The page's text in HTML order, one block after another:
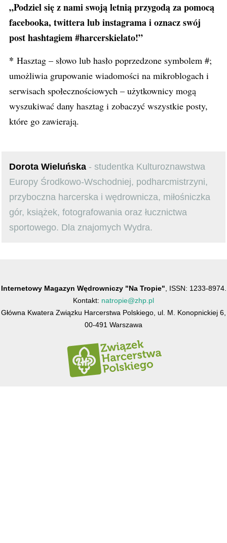
„Podziel się z nami swoją letnią przygodą za pomocą
facebooka, twittera lub instagrama i oznacz swój
post hashtagiem #harcerskielato!”
* Hasztag – słowo lub hasło poprzedzone symbolem #;
umożliwia grupowanie wiadomości na mikroblogach i
serwisach społecznościowych – użytkownicy mogą
wyszukiwać dany hasztag i zobaczyć wszystkie posty,
które go zawierają.
Dorota Wieluńska - studentka Kulturoznawstwa
Europy Środkowo-Wschodniej, podharcmistrzyni,
przyboczna harcerska i wędrownicza, miłośniczka
gór, książek, fotografowania oraz łucznictwa
sportowego. Dla znajomych Wydra.
Internetowy Magazyn Wędrowniczy "Na Tropie" , ISSN: 1233-8974.
Kontakt: natropie@zhp.pl
Główna Kwatera Związku Harcerstwa Polskiego, ul. M. Konopnickiej 6,
00-491 Warszawa